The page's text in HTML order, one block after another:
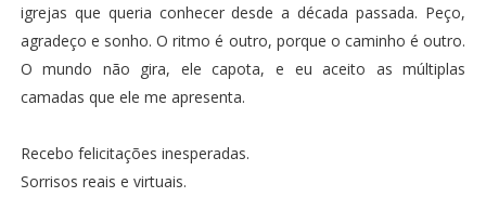
igrejas que queria conhecer desde a década passada. Peço,
agradeço e sonho. O ritmo é outro, porque o caminho é outro.
O mundo não gira, ele capota, e eu aceito as múltiplas
camadas que ele me apresenta.
Recebo felicitações inesperadas.
Sorrisos reais e virtuais.